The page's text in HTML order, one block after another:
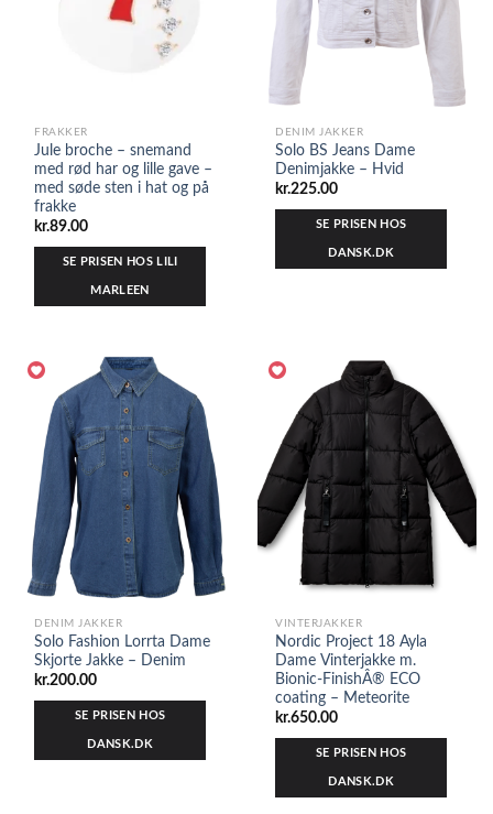
FRAKKER
Jule broche – snemand
med rød har og lille gave –
med søde sten i hat og på
frakke
kr.89.00
SE PRISEN HOS LILI
MARLEEN
DENIM JAKKER
Solo BS Jeans Dame
Denimjakke – Hvid
kr.225.00
SE PRISEN HOS
DANSK.DK
DENIM JAKKER
Solo Fashion Lorrta Dame
Skjorte Jakke – Denim
kr.200.00
SE PRISEN HOS
DANSK.DK
VINTERJAKKER
Nordic Project 18 Ayla
Dame Vinterjakke m.
Bionic-FinishÂ® ECO
coating – Meteorite
kr.650.00
SE PRISEN HOS
DANSK.DK